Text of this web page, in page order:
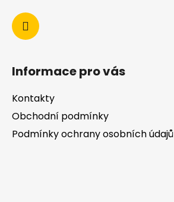
Informace pro vás
Kontakty
Obchodní podmínky
Podmínky ochrany osobních údajů